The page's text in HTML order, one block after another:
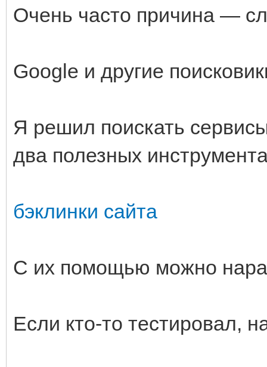
Очень часто причина —
Google и другие
Я решил поискать
два полезных
бэклинки сайта
С их помощью можно
Если кто-то тестировал,